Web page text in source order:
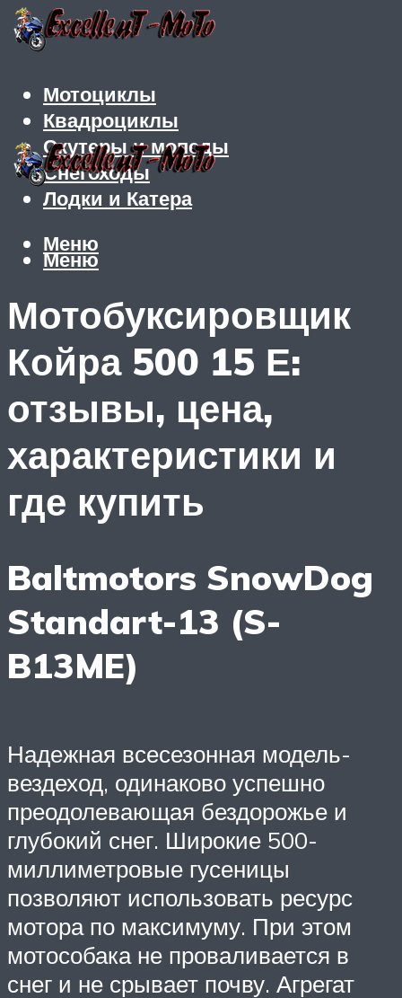
Мотоциклы
Квадроциклы
Скутеры и мопеды
Снегоходы
Лодки и Катера
Меню
Меню
Мотобуксировщик
Койра 500 15 Е:
отзывы, цена,
характеристики и
где купить
Baltmotors SnowDog
Standart-13 (S-
B13ME)
Надежная всесезонная модель-
вездеход, одинаково успешно
преодолевающая бездорожье и
глубокий снег. Широкие 500-
миллиметровые гусеницы
позволяют использовать ресурс
мотора по максимуму. При этом
мотособака не проваливается в
снег и не срывает почву. Агрегат